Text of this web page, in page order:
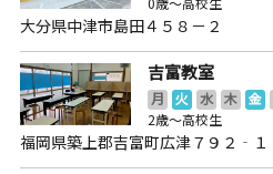
大分県中津市島田４５８－２
吉富教室
月 火 水 木 金
2歳～高校生
福岡県築上郡吉富町広津７９２‐１